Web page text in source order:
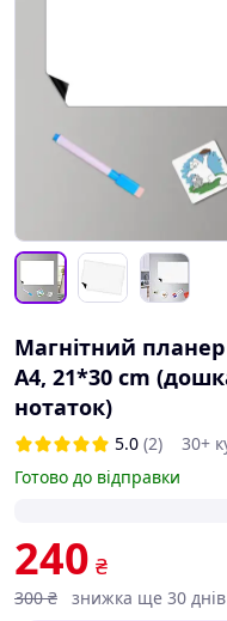
Магнітний
А4, 21*30 cm
нотаток)
5.0 (2)
30+
Готово до відправки
240 ₴
300 ₴ знижка ще 30 днів